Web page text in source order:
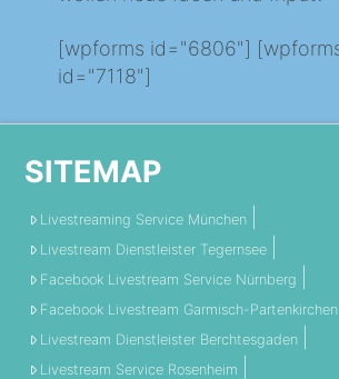
[wpforms id="6806"] [wpforms
id="7118"]
SITEMAP
Livestreaming Service München
Livestream Dienstleister Tegernsee
Facebook Livestream Service Nürnberg
Facebook Livestream Garmisch-Partenkirchen
Livestream Dienstleister Berchtesgaden
Livestream Service Rosenheim